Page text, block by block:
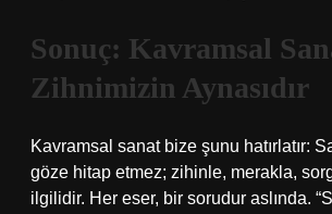
Sonuç: Kavramsal
Zihnimizin Aynasıdır
Kavramsal sanat bize şunu hatırlatır:
göze hitap etmez; zihinle, merakla,
ilgilidir. Her eser, bir sorudur aslında.